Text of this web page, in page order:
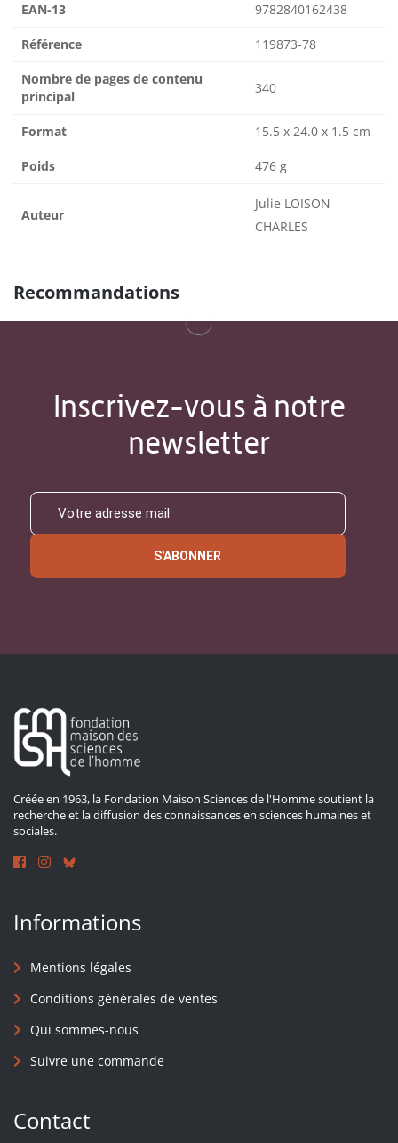
EAN-13 9782840162438
Référence 119873-78
Nombre de pages de contenu
principal
340
Format 15.5 x 24.0 x 1.5 cm
Poids 476 g
Auteur
Julie LOISON-
CHARLES
Recommandations
Inscrivez-vous à notre
newsletter
S'ABONNER
Créée en 1963, la Fondation Maison Sciences de l'Homme soutient la
recherche et la diffusion des connaissances en sciences humaines et
sociales.
Informations
Mentions légales
Conditions générales de ventes
Qui sommes-nous
Suivre une commande
Contact